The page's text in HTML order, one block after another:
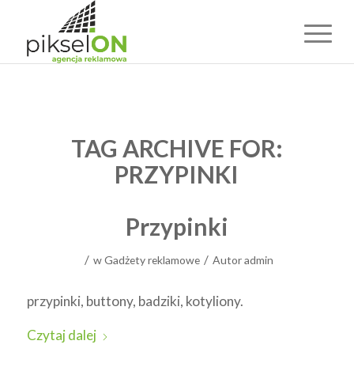
TAG ARCHIVE FOR:
PRZYPINKI
Przypinki
/ wGadżety reklamowe / Autoradmin
przypinki, buttony, badziki, kotyliony.
Czytaj dalej